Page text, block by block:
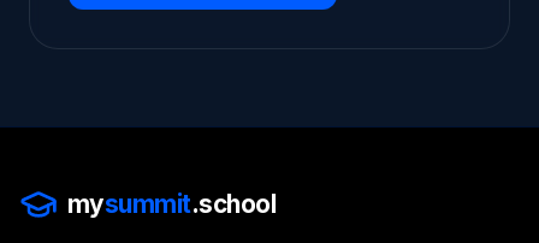
mysummit.school